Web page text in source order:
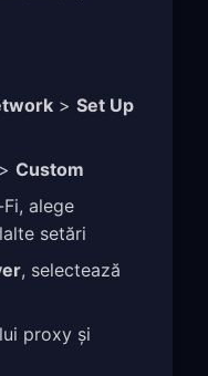
> Set Up
> Custom
alege
setări
, selectează
proxy și